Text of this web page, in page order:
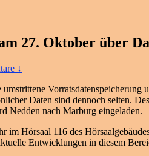
27. Oktober über
↓
Daten sind dennoch
Nedden nach Marburg eingeladen.
Hörsaal 116 des
Entwicklungen in diesem